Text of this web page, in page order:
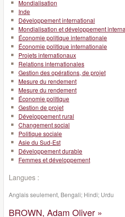
Mondialisation
Inde
Développement international
Mondialisation et développement
Économie politique internationale
Économie politique internationale
Projets internationaux
Relations internationales
Gestion des opérations, de projet
Mesure du rendement
Mesure du rendement
Économie politique
Gestion de projet
Développement rural
Changement social
Politique sociale
Asie du Sud-Est
Développement durable
Femmes et développement
Langues :
Anglais seulement, Bengali; Hindi; Urdu
BROWN, Adam Oliver »